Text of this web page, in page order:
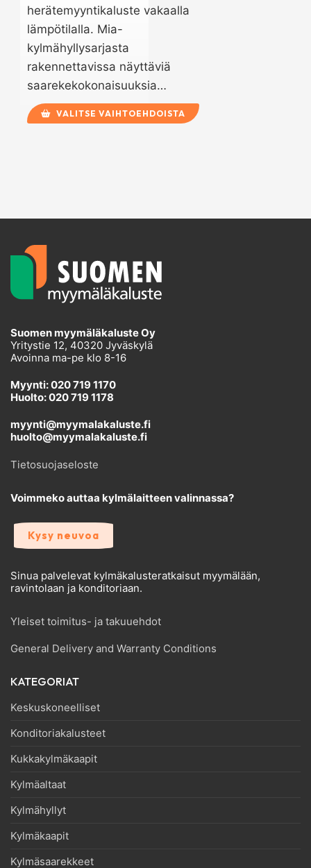
herätemyyntikaluste vakaalla
lämpötilalla. Mia-
kylmähyllysarjasta
rakennettavissa näyttäviä
saarekekokonaisuuksia…
VALITSE VAIHTOEHDOISTA
Suomen myymäläkaluste Oy
Yritystie 12, 40320 Jyväskylä
Avoinna ma-pe klo 8-16
Myynti: 020 719 1170
Huolto: 020 719 1178
myynti@myymalakaluste.fi
huolto@myymalakaluste.fi
Tietosuojaseloste
Voimmeko auttaa kylmälaitteen valinnassa?
Kysy neuvoa
Sinua palvelevat kylmäkalusteratkaisut myymälään,
ravintolaan ja konditoriaan.
Yleiset toimitus- ja takuuehdot
General Delivery and Warranty Conditions
KATEGORIAT
Keskuskoneelliset
Konditoriakalusteet
Kukkakylmäkaapit
Kylmäaltaat
Kylmähyllyt
Kylmäkaapit
Kylmäsaarekkeet